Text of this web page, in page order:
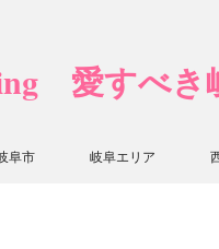
愛すべき
阜市 岐阜エリア